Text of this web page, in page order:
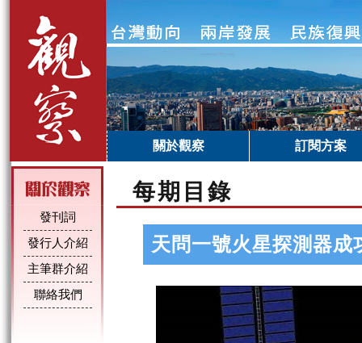
關於觀察 訂閱方案
發刊詞
發行人介紹
主筆群介紹
聯絡我們
每期目錄
天問一號火星探測器成